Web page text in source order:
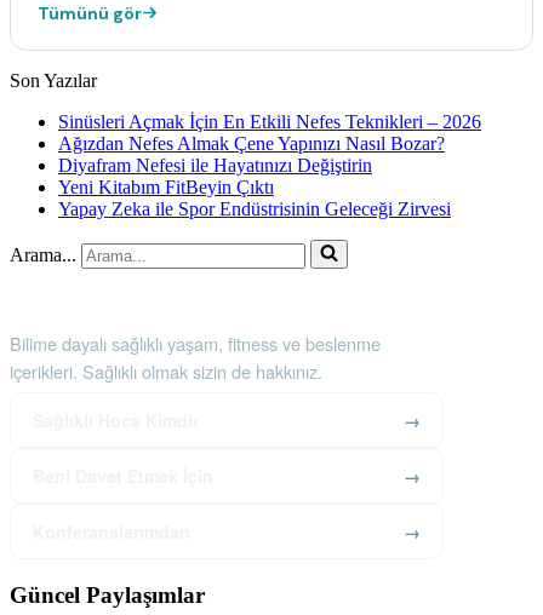
Tümünü gör
Son Yazılar
Sinüsleri Açmak İçin En Etkili Nefes Teknikleri – 2026
Ağızdan Nefes Almak Çene Yapınızı Nasıl Bozar?
Diyafram Nefesi ile Hayatınızı Değiştirin
Yeni Kitabım FitBeyin Çıktı
Yapay Zeka ile Spor Endüstrisinin Geleceği Zirvesi
Arama...
Bilime dayalı sağlıklı yaşam, fitness ve beslenme
içerikleri. Sağlıklı olmak sizin de hakkınız.
→
→
→
Güncel Paylaşımlar